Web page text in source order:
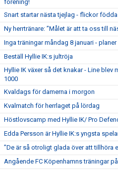
förening!
Snart startar nästa tjejlag - flickor
Ny herrtränare: ”Målet är att ta oss till
Inga träningar måndag 8 januari -
Beställ Hyllie IK:s jultröja
Hyllie IK växer så det knakar - Line blev
1000
Kvaldags för damerna i morgon
Kvalmatch för herrlaget på lördag
Höstlovscamp med Hyllie IK/ Pro
Edda Persson är Hyllie IK:s yngsta
”De är så otroligt glada över att tillhöra
Angående FC Köpenhamns träningar